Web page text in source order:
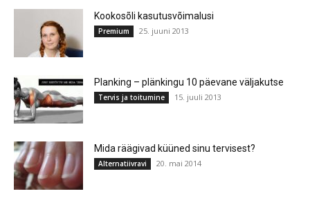
Kookosõli kasutusvõimalusi
Premium 25. juuni 2013
Planking – plänkingu 10 päevane väljakutse
Tervis ja toitumine 15. juuli 2013
Mida räägivad küüned sinu tervisest?
Alternatiivravi 20. mai 2014